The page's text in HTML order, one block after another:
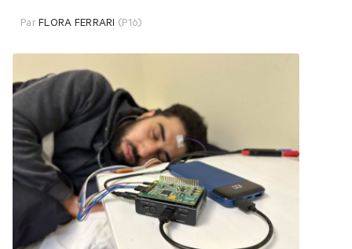
ParFLORA FERRARI (P16)